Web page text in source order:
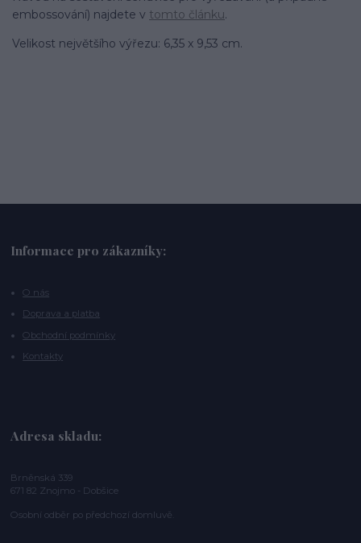
embossování) najdete v tomto článku.
Velikost největšího výřezu: 6,35 x 9,53 cm.
Informace pro zákazníky:
O nás
Doprava a platba
Obchodní podmínky
Kontakty
Adresa skladu:
Brněnská 339
671 82 Znojmo - Dobšice
Osobní odběr po předchozí domluvě.